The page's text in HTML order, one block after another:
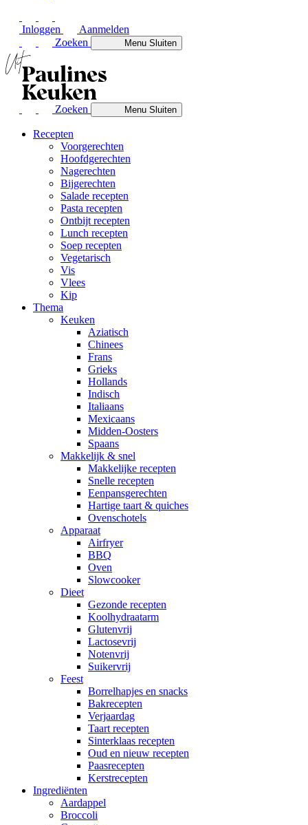
Inloggen
Aanmelden
Zoeken
MenuSluiten
Zoeken MenuSluiten
Recepten
Voorgerechten
Hoofdgerechten
Nagerechten
Bijgerechten
Salade recepten
Pasta recepten
Ontbijt recepten
Lunch recepten
Soep recepten
Vegetarisch
Vis
Vlees
Kip
Thema
Keuken
Aziatisch
Chinees
Frans
Grieks
Hollands
Indisch
Italiaans
Mexicaans
Midden-Oosters
Spaans
Makkelijk & snel
Makkelijke recepten
Snelle recepten
Eenpansgerechten
Hartige taart & quiches
Ovenschotels
Apparaat
Airfryer
BBQ
Oven
Slowcooker
Dieet
Gezonde recepten
Koolhydraatarm
Glutenvrij
Lactosevrij
Notenvrij
Suikervrij
Feest
Borrelhapjes en snacks
Bakrecepten
Verjaardag
Taart recepten
Sinterklaas recepten
Oud en nieuw recepten
Paasrecepten
Kerstrecepten
Ingrediënten
Aardappel
Broccoli